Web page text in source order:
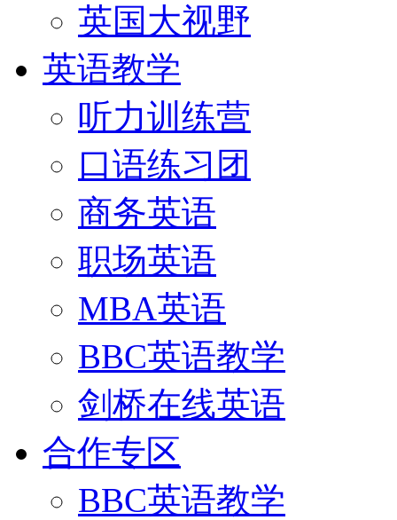
英国大视野
英语教学
听力训练营
口语练习团
商务英语
职场英语
MBA英语
BBC英语教学
剑桥在线英语
合作专区
BBC英语教学